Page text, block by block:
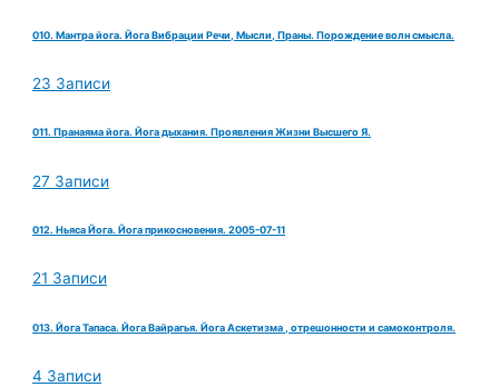
010. Мантра йога. Йога Вибрации Речи, Мысли, Праны. Порождение волн смысла.
23 Записи
011. Пранаяма йога. Йога дыхания. Проявления Жизни Высшего Я.
27 Записи
012. Ньяса Йога. Йога прикосновения. 2005-07-11
21 Записи
013. Йога Тапаса. Йога Вайрагья. Йога Аскетизма , отрешонности и самоконтроля.
4 Записи